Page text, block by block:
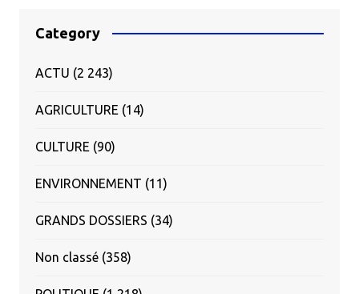
Category
ACTU (2 243)
AGRICULTURE (14)
CULTURE (90)
ENVIRONNEMENT (11)
GRANDS DOSSIERS (34)
Non classé(358)